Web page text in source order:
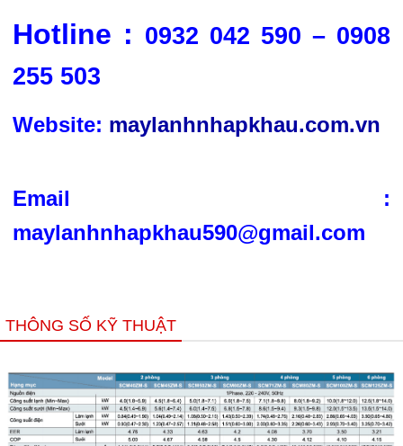
Hotline : 0932 042 590 – 0908
255 503
Website: maylanhnhapkhau.com.vn
Email :
maylanhnhapkhau590@gmail.com
THÔNG SỐ KỸ THUẬT